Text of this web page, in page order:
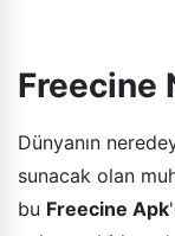
Freecine
Dünyanın
sunacak olan
bu Freecine Apk